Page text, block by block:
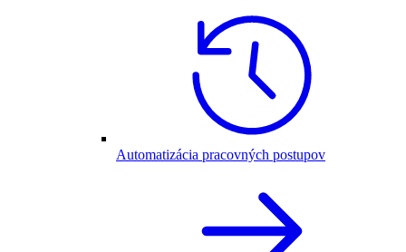
Automatizácia pracovných postupov